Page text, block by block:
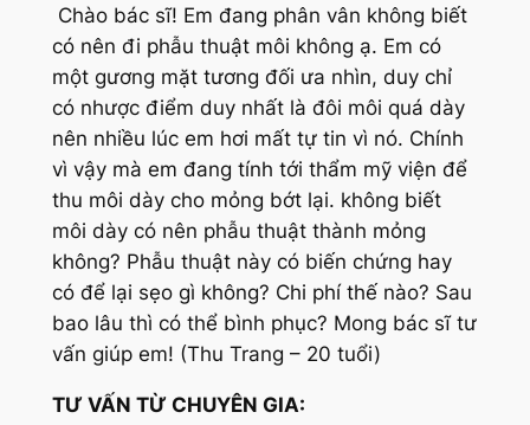
Chào bác sĩ! Em đang phân vân không biết
có nên đi phẫu thuật môi không ạ. Em có
một gương mặt tương đối ưa nhìn, duy chỉ
có nhược điểm duy nhất là đôi môi quá dày
nên nhiều lúc em hơi mất tự tin vì nó. Chính
vì vậy mà em đang tính tới thẩm mỹ viện để
thu môi dày cho mỏng bớt lại. không biết
môi dày có nên phẫu thuật thành mỏng
không? Phẫu thuật này có biến chứng hay
có để lại sẹo gì không? Chi phí thế nào? Sau
bao lâu thì có thể bình phục? Mong bác sĩ tư
vấn giúp em! (Thu Trang – 20 tuổi)
TƯ VẤN TỪ CHUYÊN GIA: